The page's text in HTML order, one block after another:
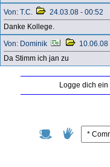
Von: T.C.
24.03.08 - 00:52
Danke Kollege.
Von: Dominik
10.06.08
Da Stimm ich jan zu
Logge dich ein